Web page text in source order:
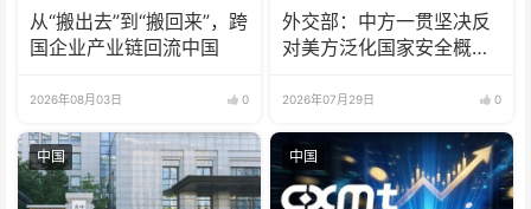
从“搬出去”到“搬回来”，跨
国企业产业链回流中国
2026年08月03日 0
外交部：中方一贯坚决反
对美方泛化国家安全概念
2026年07月29日 0
中国 中国